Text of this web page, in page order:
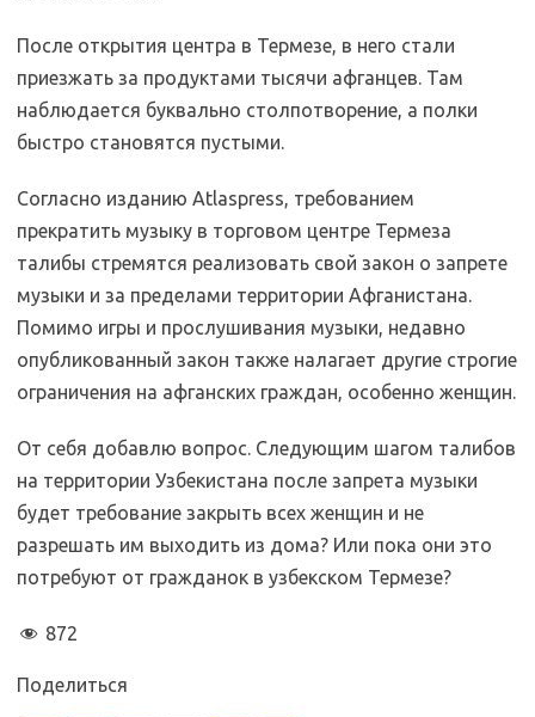
После открытия центра в Термезе, в него стали
приезжать за продуктами тысячи афганцев. Там
наблюдается буквально столпотворение, а полки
быстро становятся пустыми.
Согласно изданию Atlaspress, требованием
прекратить музыку в торговом центре Термеза
талибы стремятся реализовать свой закон о запрете
музыки и за пределами территории Афганистана.
Помимо игры и прослушивания музыки, недавно
опубликованный закон также налагает другие строгие
ограничения на афганских граждан, особенно женщин.
От себя добавлю вопрос. Следующим шагом талибов
на территории Узбекистана после запрета музыки
будет требование закрыть всех женщин и не
разрешать им выходить из дома? Или пока они это
потребуют от гражданок в узбекском Термезе?
872
Поделиться